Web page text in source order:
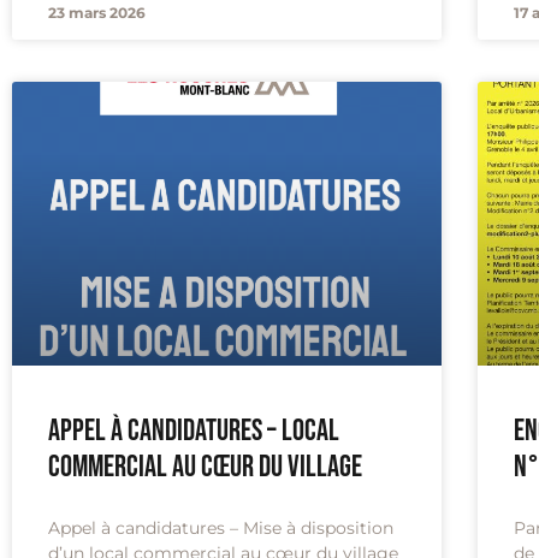
23 mars 2026 17
Appel à candidatures – Local
commercial au cœur du village
Appel à candidatures – Mise à disposition
d’un local commercial au cœur du village
de